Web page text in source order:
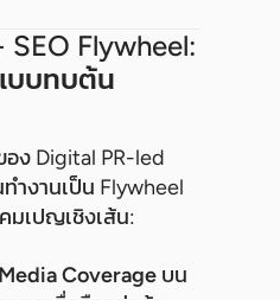
SEO Flywheel:
บบทบต้น
ง Digital PR-led
ำงานเป็น Flywheel
มเปญเชิงเส้น:
Coverage บน